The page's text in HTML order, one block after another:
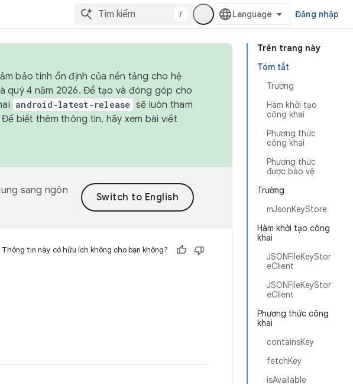
/ Đăng nhập
Trên trang này
Tóm tắt
Trường
Hàm khởi tạo
công khai
Phương thức
công khai
Phương thức
được bảo vệ
Trường
mJsonKeyStore
Hàm khởi tạo công
khai
JSONFileKeyStor
eClient
JSONFileKeyStor
eClient
Phương thức công
khai
containsKey
fetchKey
isAvailable
bảo tính ổn định của nền tảng cho hệ
quý 4 năm 2026. Để tạo và đóng góp cho
android-latest-release sẽ luôn tham
biết thêm thông tin, hãy xem bài viết
sang ngôn
Thông tin này có hữu ích không cho bạn không?